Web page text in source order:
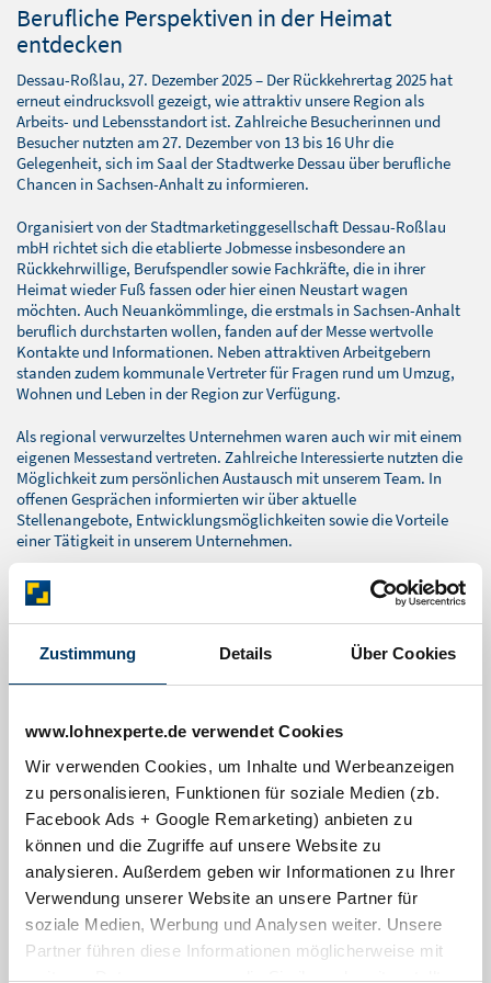
Zustimmung Details Über Cookies
www.lohnexperte.de verwendet Cookies
Wir verwenden Cookies, um Inhalte und Werbeanzeigen
zu personalisieren, Funktionen für soziale Medien (zb.
Facebook Ads + Google Remarketing) anbieten zu
können und die Zugriffe auf unsere Website zu
analysieren. Außerdem geben wir Informationen zu Ihrer
Verwendung unserer Website an unsere Partner für
soziale Medien, Werbung und Analysen weiter. Unsere
Partner führen diese Informationen möglicherweise mit
weiteren Daten zusammen, die Sie ihnen bereitgestellt
Berufliche Perspektiven in der Heimat
entdecken
Dessau-Roßlau, 27. Dezember 2025 – Der Rückkehrertag 2025 hat
erneut eindrucksvoll gezeigt, wie attraktiv unsere Region als
Arbeits- und Lebensstandort ist. Zahlreiche Besucherinnen und
Besucher nutzten am 27. Dezember von 13 bis 16 Uhr die
Gelegenheit, sich im Saal der Stadtwerke Dessau über berufliche
Chancen in Sachsen-Anhalt zu informieren.
Organisiert von der Stadtmarketinggesellschaft Dessau-Roßlau
mbH richtet sich die etablierte Jobmesse insbesondere an
Rückkehrwillige, Berufspendler sowie Fachkräfte, die in ihrer
Heimat wieder Fuß fassen oder hier einen Neustart wagen
möchten. Auch Neuankömmlinge, die erstmals in Sachsen-Anhalt
beruflich durchstarten wollen, fanden auf der Messe wertvolle
Kontakte und Informationen. Neben attraktiven Arbeitgebern
standen zudem kommunale Vertreter für Fragen rund um Umzug,
Wohnen und Leben in der Region zur Verfügung.
Als regional verwurzeltes Unternehmen waren auch wir mit einem
eigenen Messestand vertreten. Zahlreiche Interessierte nutzten die
Möglichkeit zum persönlichen Austausch mit unserem Team. In
offenen Gesprächen informierten wir über aktuelle
Stellenangebote, Entwicklungsmöglichkeiten sowie die Vorteile
einer Tätigkeit in unserem Unternehmen.
Der Rückkehrertag hat sich einmal mehr als wichtige Plattform
etabliert, um Fachkräfte und Unternehmen zusammenzubringen
und die wirtschaftliche Stärke Dessau-Roßlaus sichtbar zu machen.
Wir freuen uns über die vielen inspirierenden Gespräche und das
große Interesse an unserem Unternehmen.
finden Interessierte auf unsererKarriereseite.
SOFTWARELÖSUNGEN